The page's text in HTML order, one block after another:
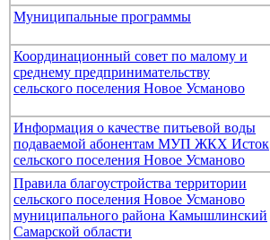
Муниципальные программы
Координационный совет по малому и
среднему предпринимательству
сельского поселения Новое Усманово
Информация о качестве питьевой воды
подаваемой абонентам МУП ЖКХ Исток
сельского поселения Новое Усманово
Правила благоустройства территории
сельского поселения Новое Усманово
муниципального района Камышлинский
Самарской области